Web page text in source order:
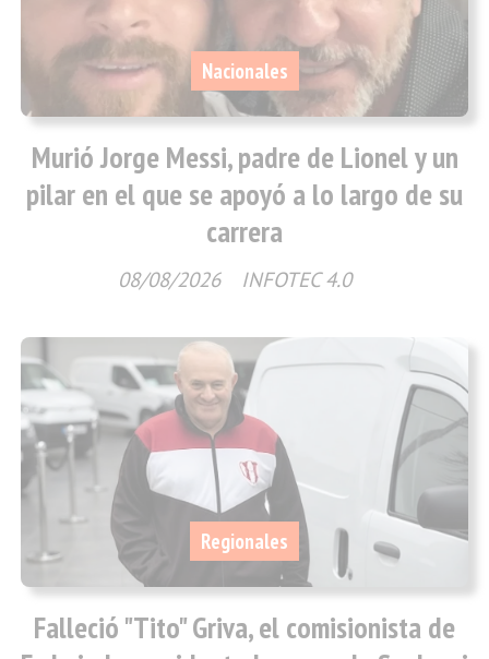
Murió Jorge Messi, padre de Lionel y un
pilar en el que se apoyó a lo largo de su
carrera
INFOTEC 4.0
Nacionales
08/08/2026
Falleció "Tito" Griva, el comisionista de
Regionales